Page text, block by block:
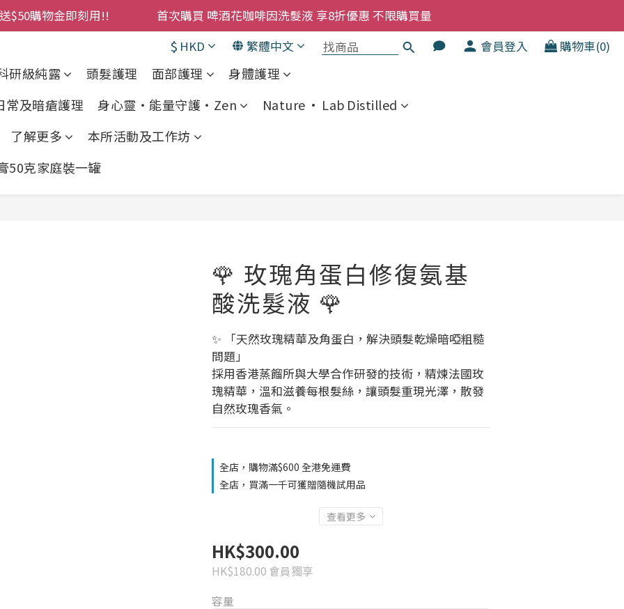
$50購物金即刻用!!                 首次購買 啤酒花咖啡因洗髮液 享8折優惠 不限購買量
累積消費 $4500 即刻變身 VIP 全年正價貨 85 折，幫朋友買大家一齊抵 !!
濕疹救星 濕疹專用噴霧 買一枝送一件 50克裝 濕疹舒敏膏   幼兒適用
$50購物金即刻用!!                 首次購買 啤酒花咖啡因洗髮液 享8折優惠 不限購買量
$ HKD 繁體中文 會員登入 購物車(0)
研級純露 頭髮護理 面部護理
身體護理
常及暗瘡護理
身心靈・能量守護・Zen
Nature • Lab Distilled
了解更多
本所活動及工作坊
50克家庭裝一罐
🌹 玫瑰角蛋白修復氨基
酸洗髮液 🌹
✨ 「天然玫瑰精華及角蛋白，解決頭髮乾燥暗啞粗糙
問題」
採用香港蒸餾所與大學合作研發的技術，精煉法國玫
瑰精華，溫和滋養每根髮絲，讓頭髮重現光澤，散發
自然玫瑰香氣。
全店，購物滿$600 全港免運費
全店，買滿一千可獲贈隨機試用品
查看更多
HK$300.00
HK$180.00 會員獨享
容量